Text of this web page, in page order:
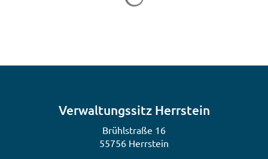
Verwaltungssitz Herrstein
Brühlstraße 16
55756 Herrstein